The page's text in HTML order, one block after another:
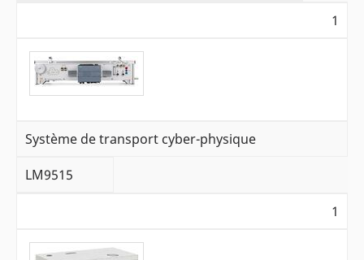
1
Système de transport cyber-physique
LM9515
1